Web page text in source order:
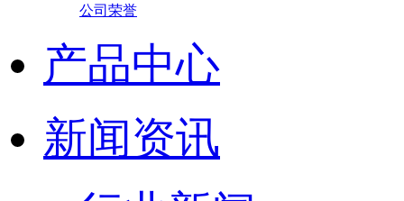
公司荣誉
产品中心
新闻资讯